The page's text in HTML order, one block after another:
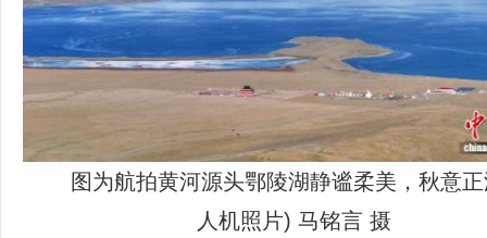
图为航拍黄河源头鄂陵湖静谧柔美，秋意
人机照片) 马铭言 摄